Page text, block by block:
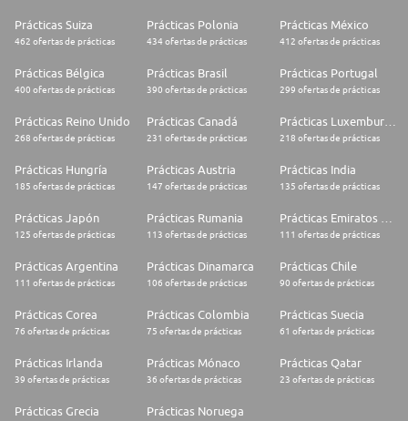
Prácticas Suiza
462 ofertas de prácticas
Prácticas Polonia
434 ofertas de prácticas
Prácticas México
412 ofertas de prácticas
Prácticas Bélgica
400 ofertas de prácticas
Prácticas Brasil
390 ofertas de prácticas
Prácticas Portugal
299 ofertas de prácticas
Prácticas Reino Unido
268 ofertas de prácticas
Prácticas Canadá
231 ofertas de prácticas
Prácticas Luxemburgo
218 ofertas de prácticas
Prácticas Hungría
185 ofertas de prácticas
Prácticas Austria
147 ofertas de prácticas
Prácticas India
135 ofertas de prácticas
Prácticas Japón
125 ofertas de prácticas
Prácticas Rumania
113 ofertas de prácticas
Prácticas Emiratos Árabes Unidos
111 ofertas de prácticas
Prácticas Argentina
111 ofertas de prácticas
Prácticas Dinamarca
106 ofertas de prácticas
Prácticas Chile
90 ofertas de prácticas
Prácticas Corea
76 ofertas de prácticas
Prácticas Colombia
75 ofertas de prácticas
Prácticas Suecia
61 ofertas de prácticas
Prácticas Irlanda
39 ofertas de prácticas
Prácticas Mónaco
36 ofertas de prácticas
Prácticas Qatar
23 ofertas de prácticas
Prácticas Grecia Prácticas Noruega